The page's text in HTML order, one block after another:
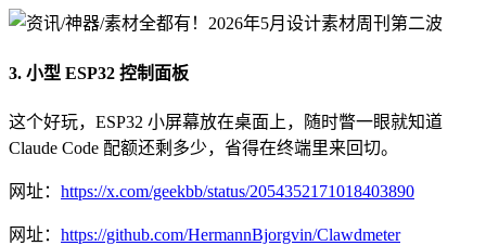
3. 小型 ESP32 控制面板
这个好玩，ESP32 小屏幕放在桌面上，随时瞥一眼就知道
Claude Code 配额还剩多少，省得在终端里来回切。
网址： https://x.com/geekbb/status/2054352171018403890
网址： https://github.com/HermannBjorgvin/Clawdmeter